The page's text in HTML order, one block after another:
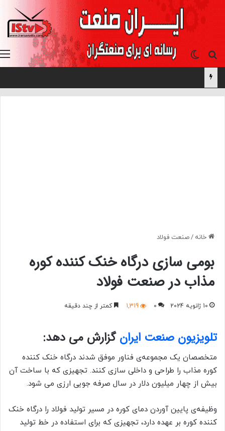
جستجو برایتغییر پوسته
خانه /صنعت فولاد
بومی سازی درگاه خنک کننده کوره
مذاب در صنعت فولاد
10 ژانویه 2024 0
1,319 کمتر از چند دقیقه
تلویزیون صنعت ایرانگزارش می دهد:
متخصصان یک مجموعه‌ی فناور موفق شدند درگاه خنک کننده
کوره مذاب را طراحی و داخلی سازی کنند. تجهیزی که با ساخت آن
بیش از چهار میلیون دلار در سال صرفه جویی ارزی می شود.
وظیفه‌ی پایین آوردن دمای کوره‌ در مسیر تولید فولاد را درگاه خنک
کننده کوره بر عهده دارد، تجهیزی که برای استفاده در خط تولید